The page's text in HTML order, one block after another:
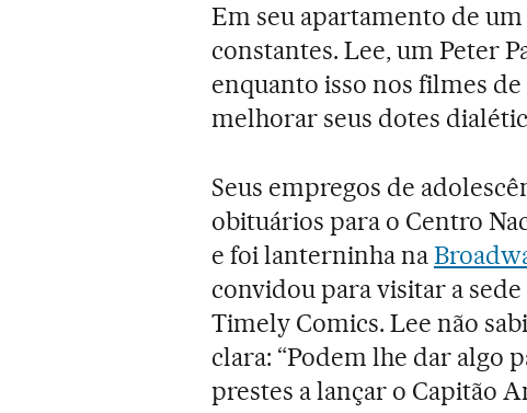
Em seu apartamento de
constantes. Lee, um Peter
enquanto isso nos filmes
melhorar seus dotes
Seus empregos de
obituários para o Centro
e foi lanterninha na
convidou para visitar a
Timely Comics. Lee não
clara: “Podem lhe dar algo
prestes a lançar o Capitão